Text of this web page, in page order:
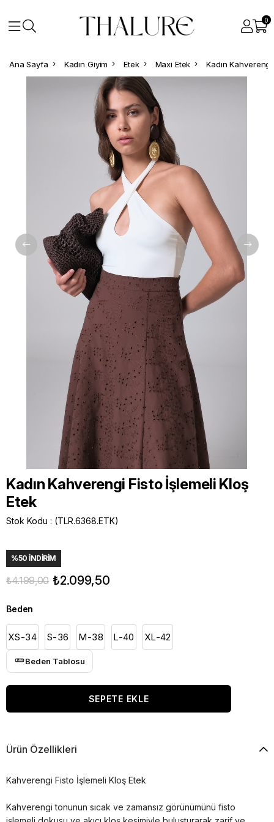
0
Ana Sayfa Kadın Giyim Etek Maxi Etek Kadın
Kadın Kahverengi Fisto İşlemeli Kloş
Etek
Stok Kodu (TLR.6368.ETK)
%50 İNDIRIM
₺4.199,00 ₺2.099,50
Beden
XS-34 S-36 M-38 L-40 XL-42
Beden Tablosu
Ürün Özellikleri
Kahverengi Fisto İşlemeli Kloş Etek
Kahverengi tonunun sıcak ve zamansız görünümünü fisto